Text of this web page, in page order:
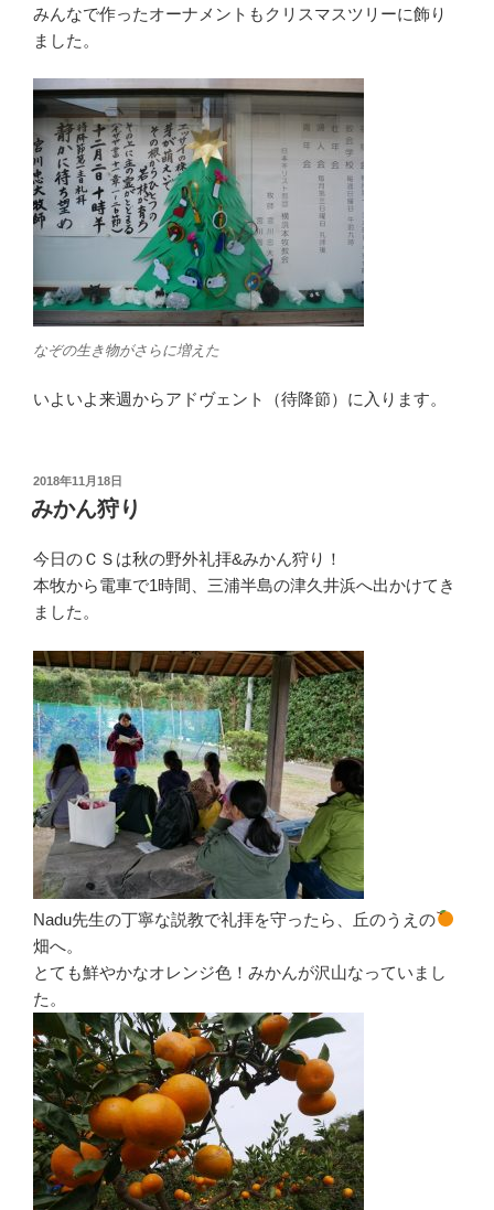
みんなで作ったオーナメントもクリスマスツリーに飾り
ました。
なぞの生き物がさらに増えた
いよいよ来週からアドヴェント（待降節）に入ります。
投
稿
日:
2018年11月18日
みかん狩り
今日のＣＳは秋の野外礼拝&みかん狩り！
本牧から電車で1時間、三浦半島の津久井浜へ出かけてき
ました。
Nadu先生の丁寧な説教で礼拝を守ったら、丘のうえの
畑へ。
とても鮮やかなオレンジ色！みかんが沢山なっていまし
た。